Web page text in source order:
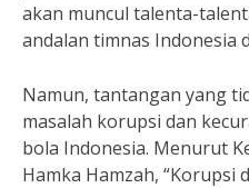
akan muncul talenta-
andalan timnas Indonesia
Namun, tantangan yang
masalah korupsi dan
bola Indonesia. Menurut
Hamka Hamzah, “Korupsi